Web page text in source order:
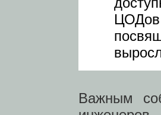
Важным